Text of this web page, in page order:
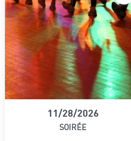
11/28/2026
SOIRÉE